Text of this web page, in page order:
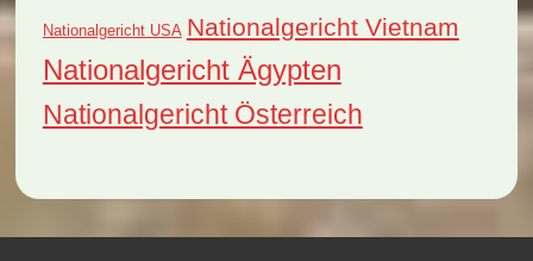
Nationalgericht USA Nationalgericht Vietnam
Nationalgericht Ägypten
Nationalgericht Österreich